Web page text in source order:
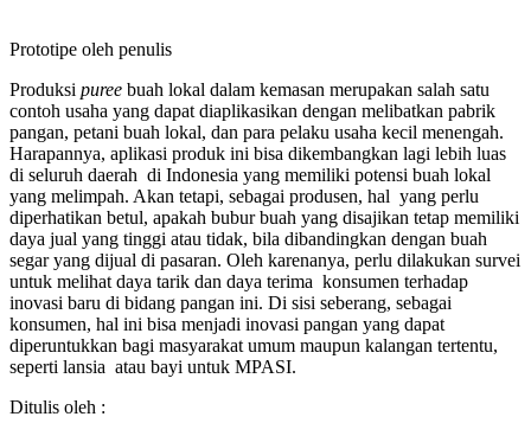
Prototipe oleh penulis
Produksi puree buah lokal dalam kemasan merupakan salah satu
contoh usaha yang dapat diaplikasikan dengan melibatkan pabrik
pangan, petani buah lokal, dan para pelaku usaha kecil menengah.
Harapannya, aplikasi produk ini bisa dikembangkan lagi lebih luas
di seluruh daerah di Indonesia yang memiliki potensi buah lokal
yang melimpah. Akan tetapi, sebagai produsen, hal yang perlu
diperhatikan betul, apakah bubur buah yang disajikan tetap memiliki
daya jual yang tinggi atau tidak, bila dibandingkan dengan buah
segar yang dijual di pasaran. Oleh karenanya, perlu dilakukan survei
untuk melihat daya tarik dan daya terima konsumen terhadap
inovasi baru di bidang pangan ini. Di sisi seberang, sebagai
konsumen, hal ini bisa menjadi inovasi pangan yang dapat
diperuntukkan bagi masyarakat umum maupun kalangan tertentu,
seperti lansia atau bayi untuk MPASI.
Ditulis oleh :